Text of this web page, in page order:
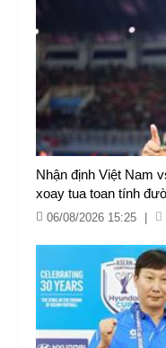
Nhận định Việt Nam
xoay tua toan tính
06/08/2026 15:25